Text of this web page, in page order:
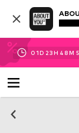
01D 23H 48M